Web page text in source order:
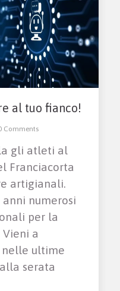
al tuo fianco!
Comments
gli atleti al
Franciacorta
artigianali.
anni numerosi
per la
a
nelle ultime
serata